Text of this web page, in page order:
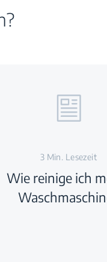
3 Min. Lesezeit
Wie reinige ich